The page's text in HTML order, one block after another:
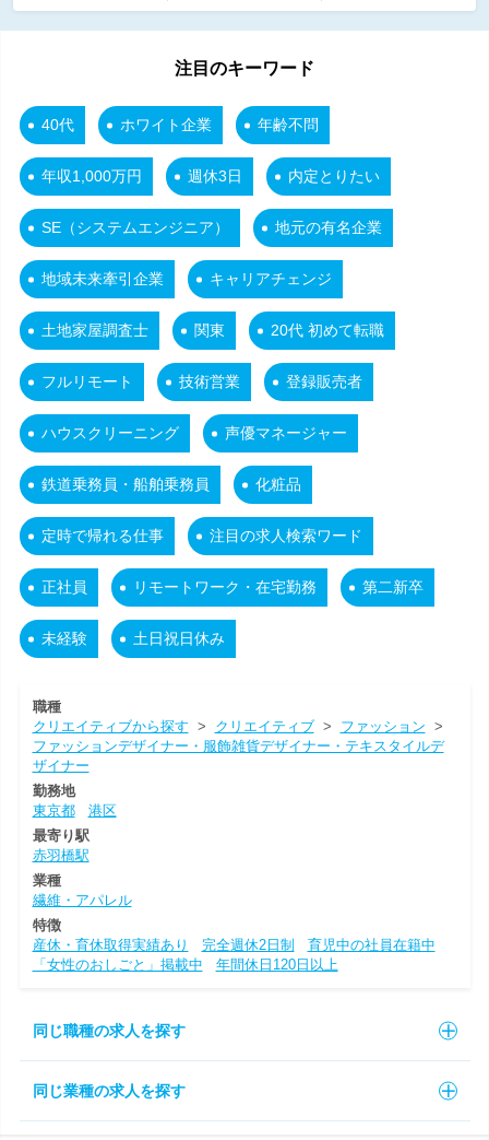
注目のキーワード
40代 ホワイト企業 年齢不問
年収1,000万円 週休3日 内定とりたい
SE（システムエンジニア） 地元の有名企業
地域未来牽引企業 キャリアチェンジ
土地家屋調査士 関東 20代 初めて転職
フルリモート 技術営業 登録販売者
ハウスクリーニング 声優マネージャー
鉄道乗務員・船舶乗務員 化粧品
定時で帰れる仕事 注目の求人検索ワード
正社員 リモートワーク・在宅勤務 第二新卒
未経験 土日祝日休み
職種
クリエイティブから探す > クリエイティブ> ファッション >
ファッションデザイナー・服飾雑貨デザイナー・テキスタイルデ
ザイナー
勤務地
東京都
港区
最寄り駅
赤羽橋駅
業種
繊維・アパレル
特徴
産休・育休取得実績あり
完全週休2日制
育児中の社員在籍中
「女性のおしごと」掲載中
年間休日120日以上
同じ職種の求人を探す
同じ業種の求人を探す